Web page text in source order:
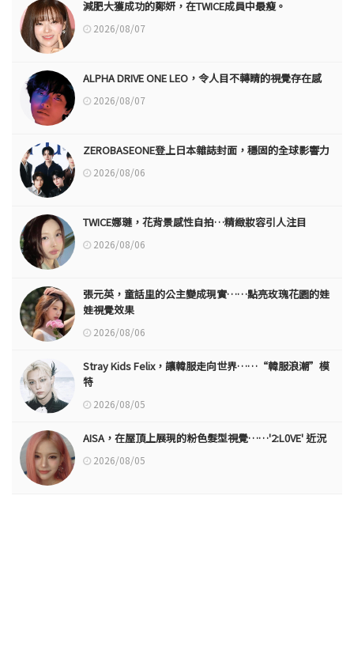
減肥大獲成功的鄭妍，在TWICE成員中最瘦。
2026/08/07
ALPHA DRIVE ONE LEO，令人目不轉睛的視覺存在感
2026/08/07
ZEROBASEONE登上日本雜誌封面，穩固的全球影響力
2026/08/06
TWICE娜璉，花背景感性自拍…精緻妝容引人注目
2026/08/06
張元英，童話里的公主變成現實……點亮玫瑰花園的娃
娃視覺效果
2026/08/06
Stray Kids Felix，讓韓服走向世界……“韓服浪潮”模
特
2026/08/05
AISA，在屋頂上展現的粉色髮型視覺……'2:L0VE' 近況
2026/08/05